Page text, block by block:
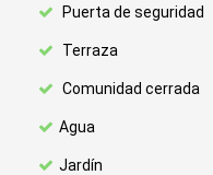
Puerta de seguridad
Terraza
Comunidad cerrada
Agua
Jardín